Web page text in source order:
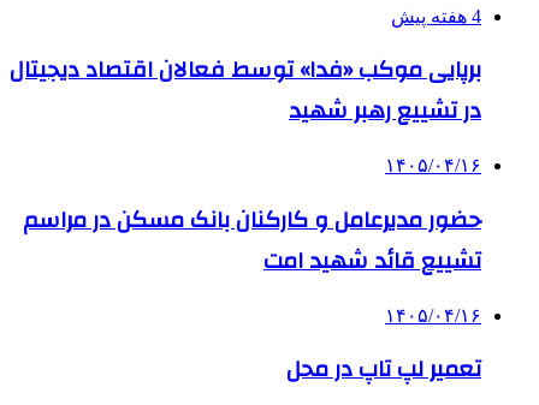
4 هفته پیش
برپایی موکب «فدا» توسط فعالان اقتصاد دیجیتال
در تشییع رهبر شهید
۱۴۰۵/۰۴/۱۶
حضور مدیرعامل و کارکنان بانک مسکن در مراسم
تشییع قائد شهید امت
۱۴۰۵/۰۴/۱۶
تعمیر لپ تاپ در محل